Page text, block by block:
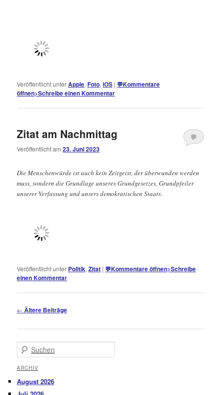
Veröffentlicht unterApple,Foto,iOS | 💬Kommentare
öffnen>Schreibe einen Kommentar
Zitat am Nachmittag
Veröffentlicht am23. Juni 2023
💬
öffnen
Die Menschenwürde ist auch kein Zeitgeist, der überwunden werden
muss, sondern die Grundlage unseres Grundgesetzes, Grundpfeiler
unserer Verfassung und unsers demokratischen Staats.
Veröffentlicht unter Politik,Zitat | 💬Kommentare öffnen>Schreibe
einen Kommentar
Beitragsnavigation
← Ältere Beiträge
Suchen
ARCHIV
August 2026